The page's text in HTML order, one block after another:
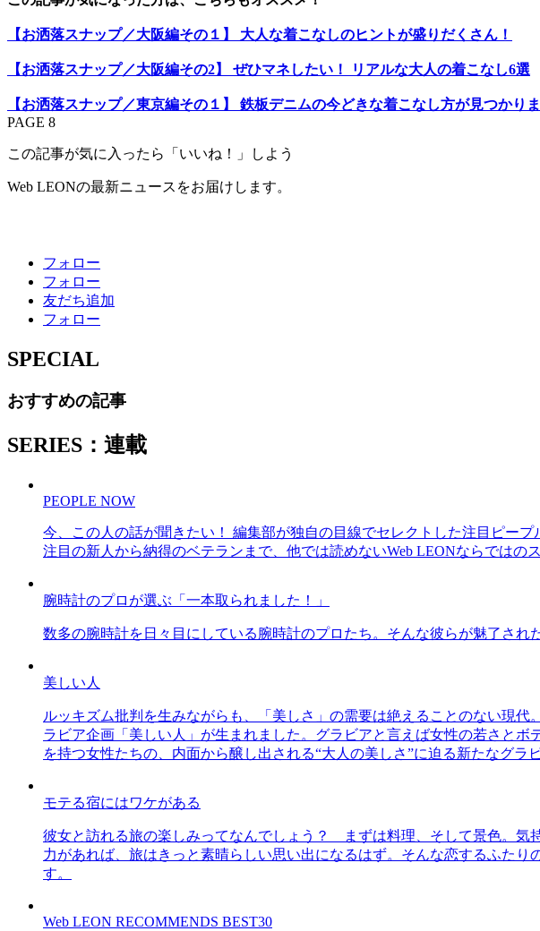
【お洒落スナップ／大阪編その１】 大人な着こなしのヒントが盛りだくさん！
【お洒落スナップ／大阪編その2】 ぜひマネしたい！ リアルな大人の着こなし6選
【お洒落スナップ／東京編その１】 鉄板デニムの今どきな着こなし方が見つかりま
PAGE 8
この記事が気に入ったら「いいね！」しよう
Web LEONの最新ニュースをお届けします。
フォロー
フォロー
友だち追加
フォロー
SPECIAL
おすすめの記事
SERIES：連載
PEOPLE NOW
今、この人の話が聞きたい！ 編集部が独自の目線でセレクトした注目ピー
注目の新人から納得のベテランまで、他では読めないWeb LEONならではの
腕時計のプロが選ぶ「一本取られました！」
数多の腕時計を日々目にしている腕時計のプロたち。そんな彼らが魅了さ
美しい人
ルッキズム批判を生みながらも、「美しさ」の需要は絶えることのない現
ラビア企画「美しい人」が生まれました。グラビアと言えば女性の若さと
を持つ女性たちの、内面から醸し出される“大人の美しさ”に迫る新たなグラ
モテる宿にはワケがある
彼女と訪れる旅の楽しみってなんでしょう？ まずは料理、そして景色。気
力があれば、旅はきっと素晴らしい思い出になるはず。そんな恋するふた
す。
Web LEON RECOMMENDS BEST30